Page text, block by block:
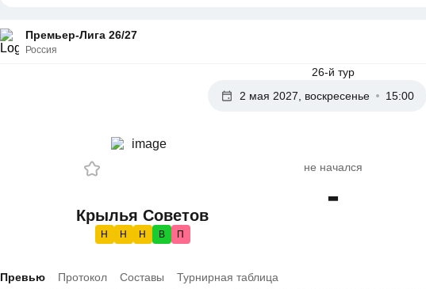
Премьер-Лига 26/27
Россия
26-й тур
2 мая 2027, воскресенье
15:00
Крылья Советов
Н Н Н В П
не начался
-
Превью Протокол Составы Турнирная таблица